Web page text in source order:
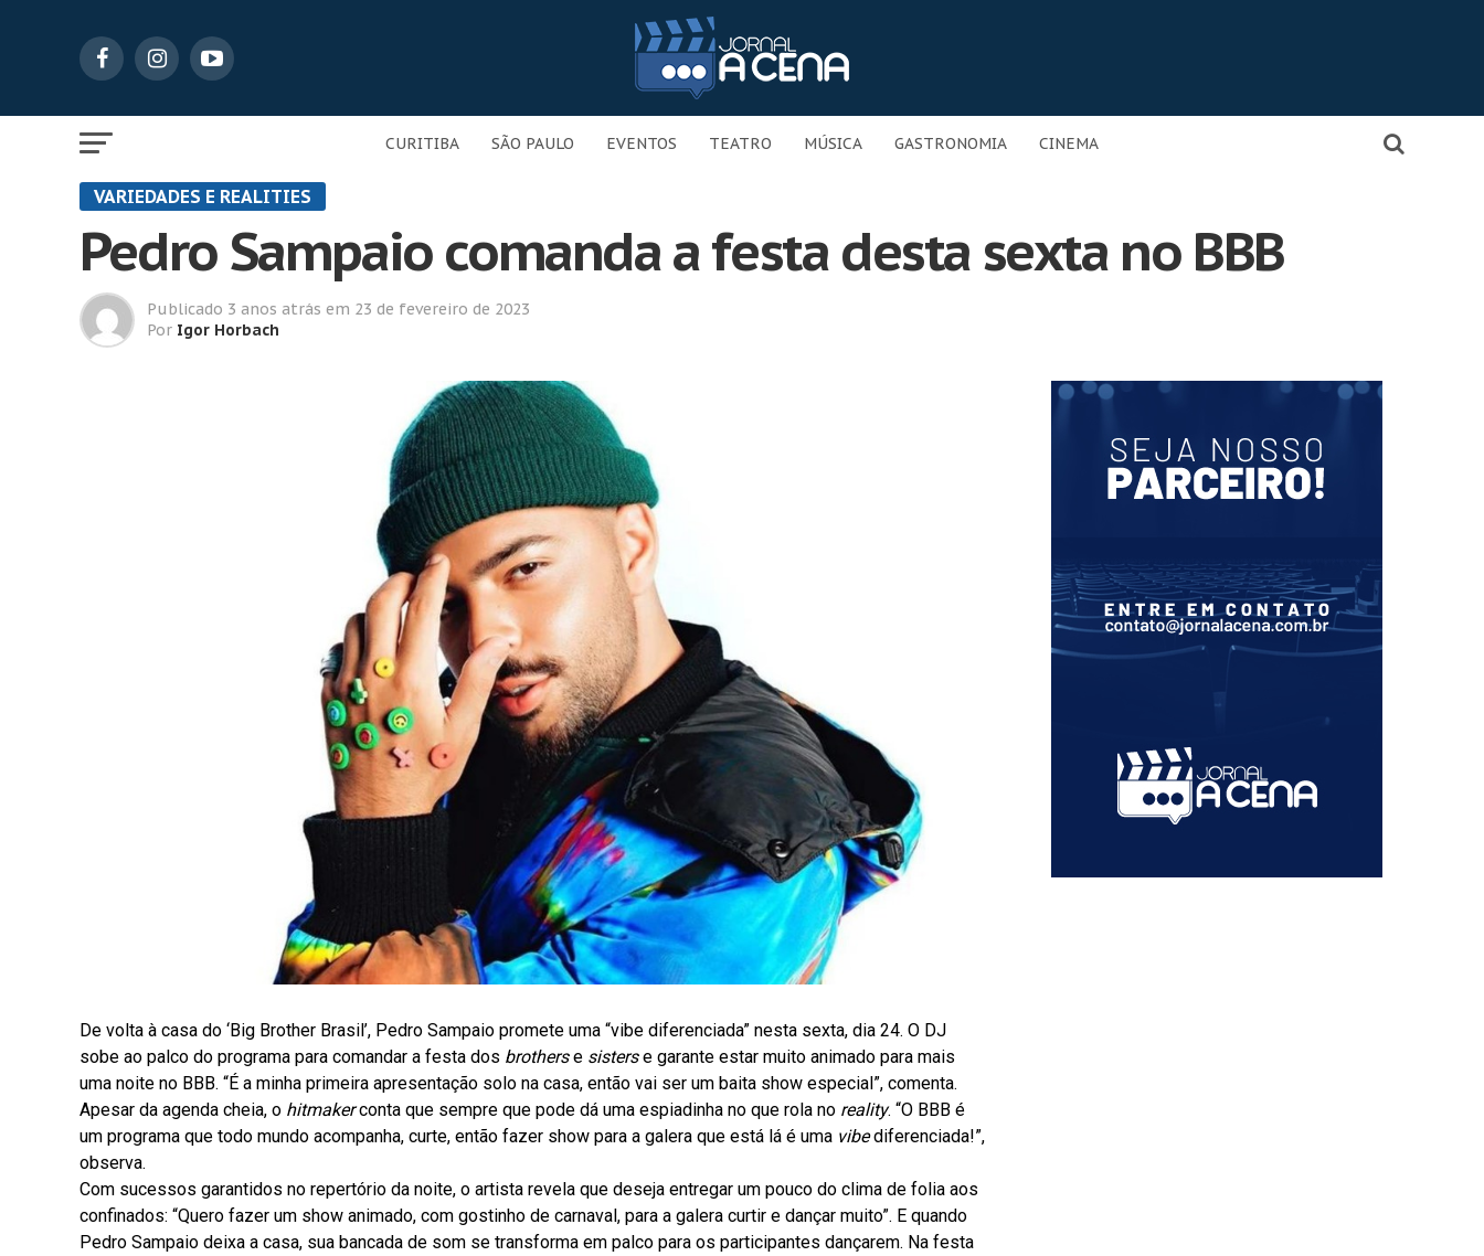
CURITIBA SÃO PAULO EVENTOS TEATRO MÚSICA GASTRONOMIA CINEMA
VARIEDADES E REALITIES
Pedro Sampaio comanda a festa desta sexta no BBB
Publicado 3 anos atrás em 23 de fevereiro de 2023
Por Igor Horbach
De volta à casa do ‘Big Brother Brasil’, Pedro Sampaio promete uma “vibe diferenciada” nesta sexta, dia 24. O DJ
sobe ao palco do programa para comandar a festa dos brotherse sisterse garante estar muito animado para mais
uma noite no BBB. “É a minha primeira apresentação solo na casa, então vai ser um baita show especial”, comenta.
Apesar da agenda cheia, o hitmakerconta que sempre que pode dá uma espiadinha no que rola no reality. “O BBB é
um programa que todo mundo acompanha, curte, então fazer show para a galera que está lá é uma vibediferenciada!”,
observa.
Com sucessos garantidos no repertório da noite, o artista revela que deseja entregar um pouco do clima de folia aos
confinados: “Quero fazer um show animado, com gostinho de carnaval, para a galera curtir e dançar muito”. E quando
Pedro Sampaio deixa a casa, sua bancada de som se transforma em palco para os participantes dançarem. Na festa